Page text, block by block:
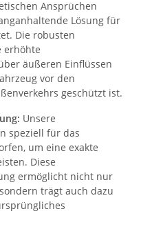
Ansprüchen
Lösung für
Die robusten
erhöhte
äußeren Einflüssen
vor den
geschützt ist.
Unsere
speziell für das
um eine exakte
Diese
ermöglicht nicht nur
trägt auch dazu